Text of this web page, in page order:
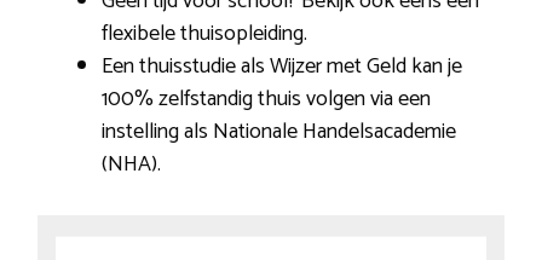
flexibele thuisopleiding.
Een thuisstudie als Wijzer met Geld kan je
100% zelfstandig thuis volgen via een
instelling als Nationale Handelsacademie
(NHA).